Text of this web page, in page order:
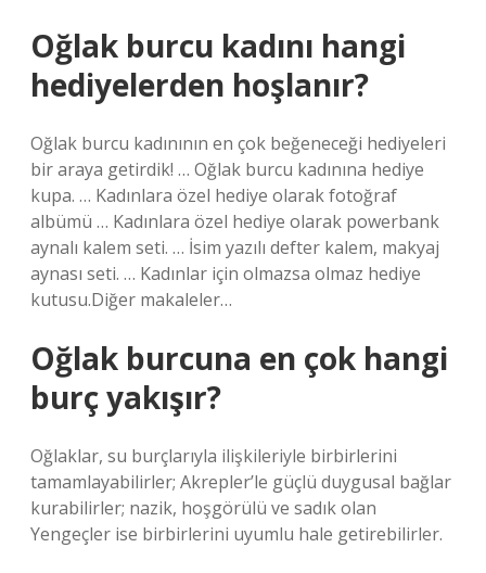
Oğlak burcu kadını hangi
hediyelerden hoşlanır?
Oğlak burcu kadınının en çok beğeneceği hediyeleri
bir araya getirdik! … Oğlak burcu kadınına hediye
kupa. … Kadınlara özel hediye olarak fotoğraf
albümü … Kadınlara özel hediye olarak powerbank
aynalı kalem seti. … İsim yazılı defter kalem, makyaj
aynası seti. … Kadınlar için olmazsa olmaz hediye
kutusu.Diğer makaleler…
Oğlak burcuna en çok hangi
burç yakışır?
Oğlaklar, su burçlarıyla ilişkileriyle birbirlerini
tamamlayabilirler; Akrepler’le güçlü duygusal bağlar
kurabilirler; nazik, hoşgörülü ve sadık olan
Yengeçler ise birbirlerini uyumlu hale getirebilirler.